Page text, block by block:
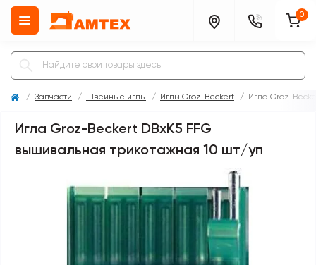
0
Запчасти Швейные иглы Иглы Groz-Beckert Игла Groz-
Игла Groz-Beckert DBxK5 FFG
вышивальная трикотажная 10 шт/уп